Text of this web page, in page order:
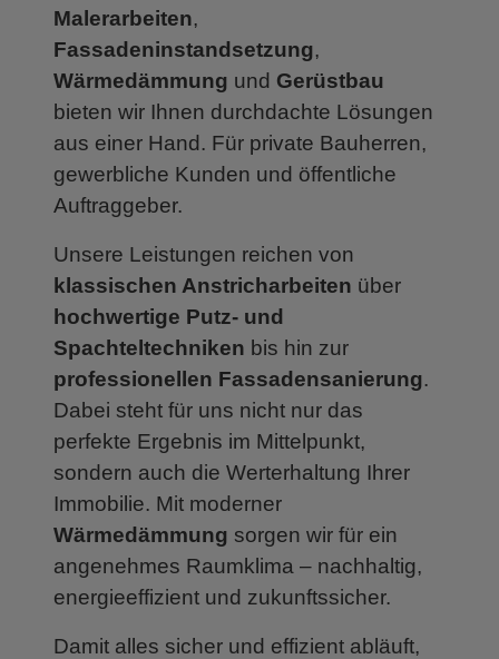
Malerarbeiten,
Fassadeninstandsetzung,
Wärmedämmung und Gerüstbau
bieten wir Ihnen durchdachte Lösungen
aus einer Hand. Für private Bauherren,
gewerbliche Kunden und öffentliche
Auftraggeber.
Unsere Leistungen reichen von
klassischen Anstricharbeiten über
hochwertige Putz- und
Spachteltechniken bis hin zur
professionellen Fassadensanierung.
Dabei steht für uns nicht nur das
perfekte Ergebnis im Mittelpunkt,
sondern auch die Werterhaltung Ihrer
Immobilie. Mit moderner
Wärmedämmung sorgen wir für ein
angenehmes Raumklima – nachhaltig,
energieeffizient und zukunftssicher.
Damit alles sicher und effizient abläuft,